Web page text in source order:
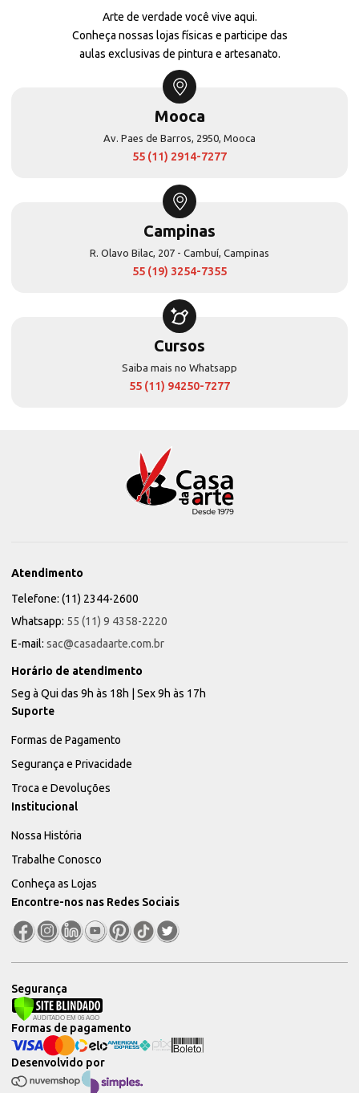
Arte de verdade você vive aqui.
Conheça nossas lojas físicas e participe das
aulas exclusivas de pintura e artesanato.
Mooca
Av. Paes de Barros, 2950, Mooca
55 (11) 2914-7277
Campinas
R. Olavo Bilac, 207 - Cambuí, Campinas
55 (19) 3254-7355
Cursos
Saiba mais no Whatsapp
55 (11) 94250-7277
Atendimento
Telefone: (11) 2344-2600
Whatsapp: 55 (11) 9 4358-2220
E-mail: sac@casadaarte.com.br
Horário de atendimento
Seg à Qui das 9h às 18h | Sex 9h às 17h
Suporte
Formas de Pagamento
Segurança e Privacidade
Troca e Devoluções
Institucional
Nossa História
Trabalhe Conosco
Conheça as Lojas
Encontre-nos nas Redes Sociais
Segurança
Desenvolvido por
Formas de pagamento